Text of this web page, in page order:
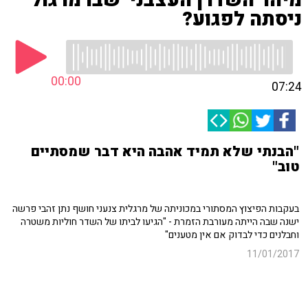
ניסתה לפגוע?
00:00 07:24
"הבנתי שלא תמיד אהבה היא דבר שמסתיים
טוב"
בעקבות הפיצוץ המסתורי במכוניתה של מרגלית צנעני חושף נתן זהבי פרשה
ישנה שבה הייתה מעורבת הזמרת - "הגיעו לביתו של השדר חוליות משטרה
וחבלנים כדי לבדוק אם אין מטענים"
11/01/2017